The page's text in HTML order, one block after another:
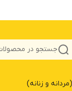
جستجو در
و زنانه)